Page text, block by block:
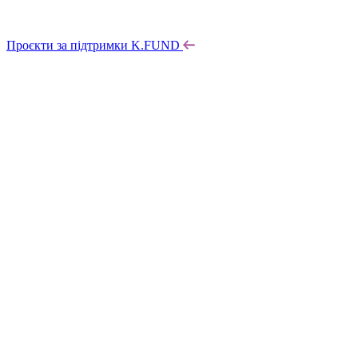
Проєкти за підтримки K.FUND